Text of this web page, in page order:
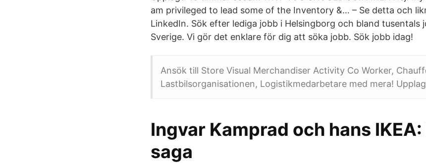
am privileged to lead some of the Inventory &… – Se detta och
LinkedIn. Sök efter lediga jobb i Helsingborg och bland tusentals
Sverige. Vi gör det enklare för dig att söka jobb. Sök jobb idag!
Ansök till Store Visual Merchandiser Activity Co Worker,
Lastbilsorganisationen, Logistikmedarbetare med mera!
Ingvar Kamprad och hans
saga